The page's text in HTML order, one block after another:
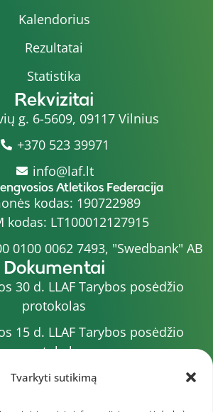
Tvarkyti sutikimą
Kalendorius
Rezultatai
Statistika
Rekvizitai
g. 6-5609, 09117 Vilnius
+370 523 39971
info@laf.lt
Atletikos Federacija
kodas: 190722989
kodas: LT100012127915
0100 0062 7493, "Swedbank" AB
Dokumentai
30 d. LLAF Tarybos posėdžio
protokolas
15 d. LLAF Tarybos posėdžio
protokolas
d. LLAF VK posėdžio protokolas